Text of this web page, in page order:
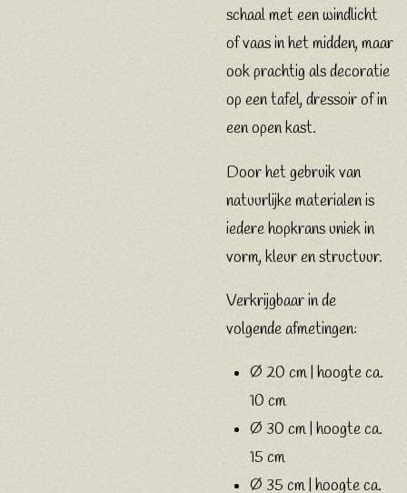
schaal met een windlicht
of vaas in het midden, maar
ook prachtig als decoratie
op een tafel, dressoir of in
een open kast.
Door het gebruik van
natuurlijke materialen is
iedere hopkrans uniek in
vorm, kleur en structuur.
Verkrijgbaar in de
volgende afmetingen:
Ø 20 cm | hoogte ca.
10 cm
Ø 30 cm | hoogte ca.
15 cm
Ø 35 cm | hoogte ca.